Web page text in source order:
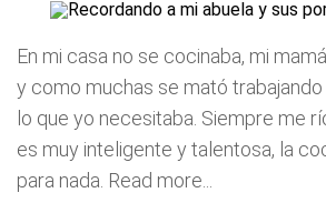
En mi casa no se cocinaba, mi
y como muchas se mató
lo que yo necesitaba. Siempre me
es muy inteligente y talentosa, la
para nada. Read more...